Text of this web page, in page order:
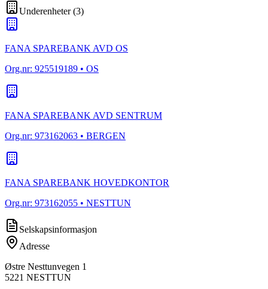
Underenheter(3)
FANA SPAREBANK AVD OS
Org.nr: 925519189 • OS
FANA SPAREBANK AVD SENTRUM
Org.nr: 973162063 • BERGEN
FANA SPAREBANK HOVEDKONTOR
Org.nr: 973162055 • NESTTUN
Selskapsinformasjon
Adresse
Østre Nesttunvegen 1
5221 NESTTUN